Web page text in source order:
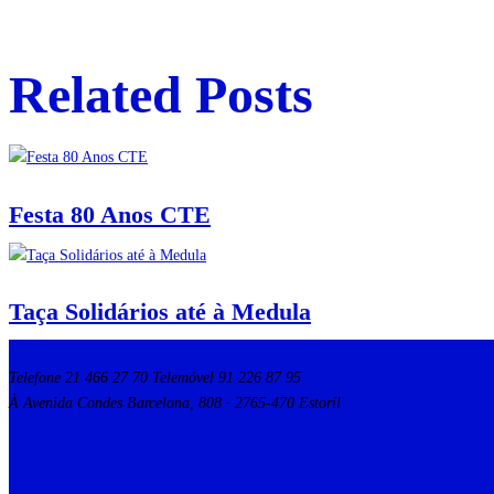
Related Posts
Festa 80 Anos CTE
Taça Solidários até à Medula
Telefone 21 466 27 70 Telemóvel 91 226 87 95
À Avenida Condes Barcelona, 808 · 2765-470 Estoril